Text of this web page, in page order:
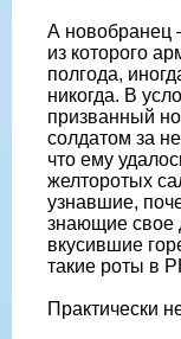
А новобранец
из которого
полгода,
никогда. В
призванный
солдатом за
что ему
желторотых
узнавшие,
знающие свое
вкусившие
такие роты в
Практически